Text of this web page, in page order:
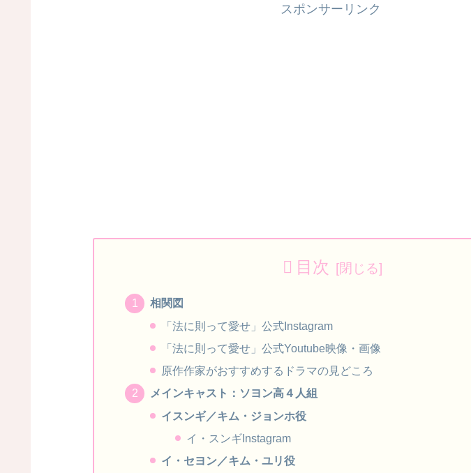
スポンサーリンク
目次
相関図
「法に則って愛せ」公式Instagram
「法に則って愛せ」公式Youtube映像・画像
原作作家がおすすめするドラマの見どころ
メインキャスト：ソヨン高４人組
イスンギ／キム・ジョンホ役
イ・スンギInstagram
イ・セヨン／キム・ユリ役